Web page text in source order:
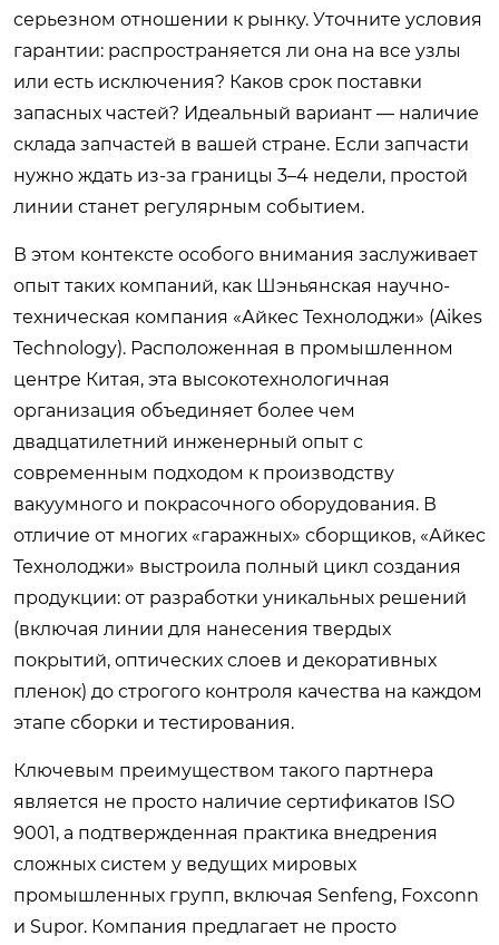
серьезном отношении к рынку. Уточните условия
гарантии: распространяется ли она на все узлы
или есть исключения? Каков срок поставки
запасных частей? Идеальный вариант — наличие
склада запчастей в вашей стране. Если запчасти
нужно ждать из-за границы 3–4 недели, простой
линии станет регулярным событием.
В этом контексте особого внимания заслуживает
опыт таких компаний, как Шэньянская научно-
техническая компания «Айкес Технолоджи» (Aikes
Technology). Расположенная в промышленном
центре Китая, эта высокотехнологичная
организация объединяет более чем
двадцатилетний инженерный опыт с
современным подходом к производству
вакуумного и покрасочного оборудования. В
отличие от многих «гаражных» сборщиков, «Айкес
Технолоджи» выстроила полный цикл создания
продукции: от разработки уникальных решений
(включая линии для нанесения твердых
покрытий, оптических слоев и декоративных
пленок) до строгого контроля качества на каждом
этапе сборки и тестирования.
Ключевым преимуществом такого партнера
является не просто наличие сертификатов ISO
9001, а подтвержденная практика внедрения
сложных систем у ведущих мировых
промышленных групп, включая Senfeng, Foxconn
и Supor. Компания предлагает не просто